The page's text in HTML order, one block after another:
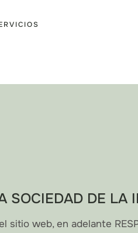
SOCIEDAD DE LA
sitio web, en adelante